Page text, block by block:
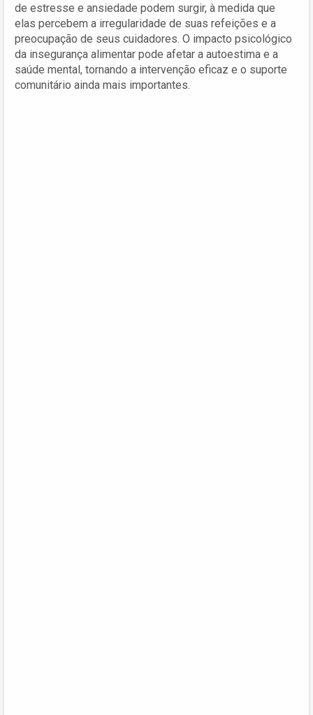
de estresse e ansiedade podem surgir, à medida que
elas percebem a irregularidade de suas refeições e a
preocupação de seus cuidadores. O impacto psicológico
da insegurança alimentar pode afetar a autoestima e a
saúde mental, tornando a intervenção eficaz e o suporte
comunitário ainda mais importantes.